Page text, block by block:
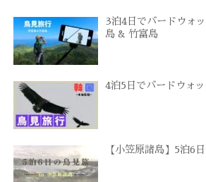
3泊4日でバードウォ
島 & 竹富島
4泊5日でバードウォ
【小笠原諸島】5泊6